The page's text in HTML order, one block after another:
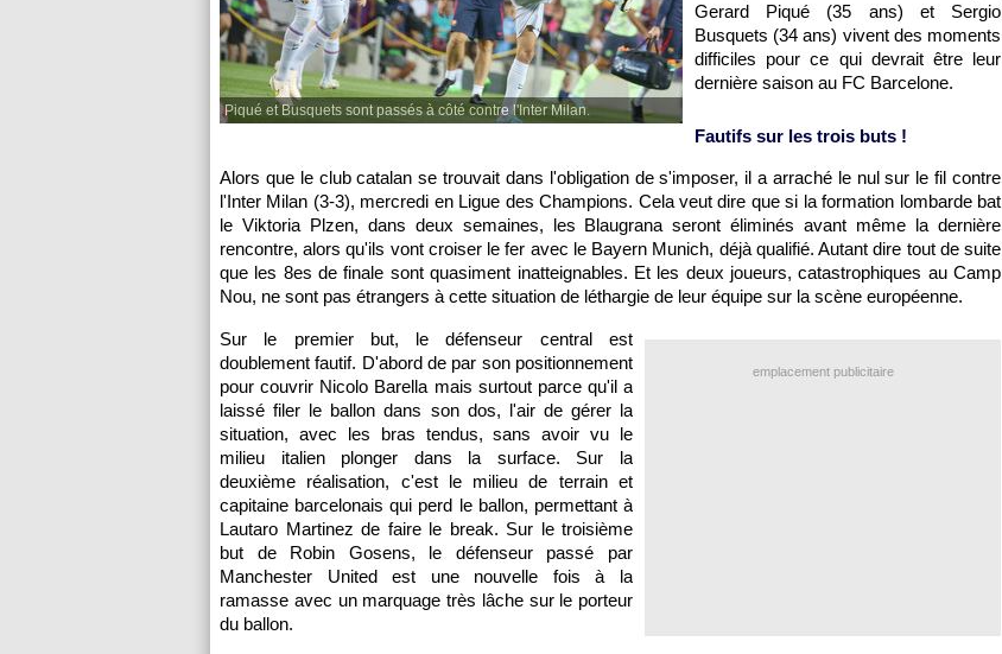
Piqué et Busquets sont passés à côté contre l'Inter Milan.
Gerard Piqué (35 ans) et Sergio
Busquets (34 ans) vivent des moments
difficiles pour ce qui devrait être leur
dernière saison au FC Barcelone.
Fautifs sur les trois buts !
Alors que le club catalan se trouvait dans l'obligation de s'imposer, il a arraché le nul sur le fil contre
l'Inter Milan (3-3), mercredi en Ligue des Champions. Cela veut dire que si la formation lombarde bat
le Viktoria Plzen, dans deux semaines, les Blaugrana seront éliminés avant même la dernière
rencontre, alors qu'ils vont croiser le fer avec le Bayern Munich, déjà qualifié. Autant dire tout de suite
que les 8es de finale sont quasiment inatteignables. Et les deux joueurs, catastrophiques au Camp
Nou, ne sont pas étrangers à cette situation de léthargie de leur équipe sur la scène européenne.
emplacement publicitaire
Sur le premier but, le défenseur central est
doublement fautif. D'abord de par son positionnement
pour couvrir Nicolo Barella mais surtout parce qu'il a
laissé filer le ballon dans son dos, l'air de gérer la
situation, avec les bras tendus, sans avoir vu le
milieu italien plonger dans la surface. Sur la
deuxième réalisation, c'est le milieu de terrain et
capitaine barcelonais qui perd le ballon, permettant à
Lautaro Martinez de faire le break. Sur le troisième
but de Robin Gosens, le défenseur passé par
Manchester United est une nouvelle fois à la
ramasse avec un marquage très lâche sur le porteur
du ballon.